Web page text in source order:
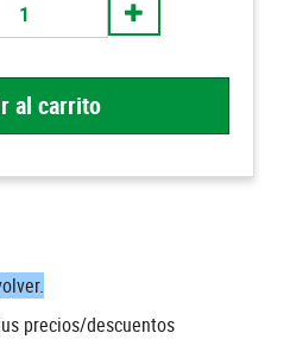
al carrito
precios/descuentos